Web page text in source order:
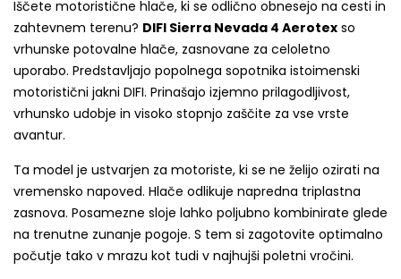
Iščete motoristične hlače, ki se odlično obnesejo na cesti in
zahtevnem terenu? DIFI Sierra Nevada 4 Aerotex so
vrhunske potovalne hlače, zasnovane za celoletno
uporabo. Predstavljajo popolnega sopotnika istoimenski
motoristični jakni DIFI. Prinašajo izjemno prilagodljivost,
vrhunsko udobje in visoko stopnjo zaščite za vse vrste
avantur.
Ta model je ustvarjen za motoriste, ki se ne želijo ozirati na
vremensko napoved. Hlače odlikuje napredna triplastna
zasnova. Posamezne sloje lahko poljubno kombinirate glede
na trenutne zunanje pogoje. S tem si zagotovite optimalno
počutje tako v mrazu kot tudi v najhujši poletni vročini.